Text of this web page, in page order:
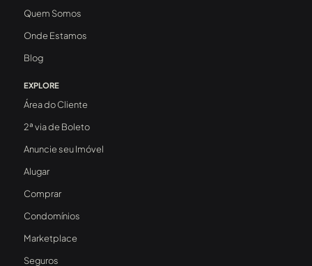
Quem Somos
Onde Estamos
Blog
EXPLORE
Área do Cliente
2ª via de Boleto
Anuncie seu Imóvel
Alugar
Comprar
Condomínios
Marketplace
Seguros